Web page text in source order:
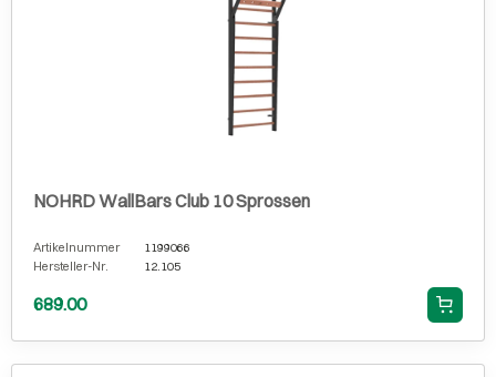
NOHRD WallBars Club 10 Sprossen
Artikelnummer
1199066
Hersteller-Nr.
12.105
689.00